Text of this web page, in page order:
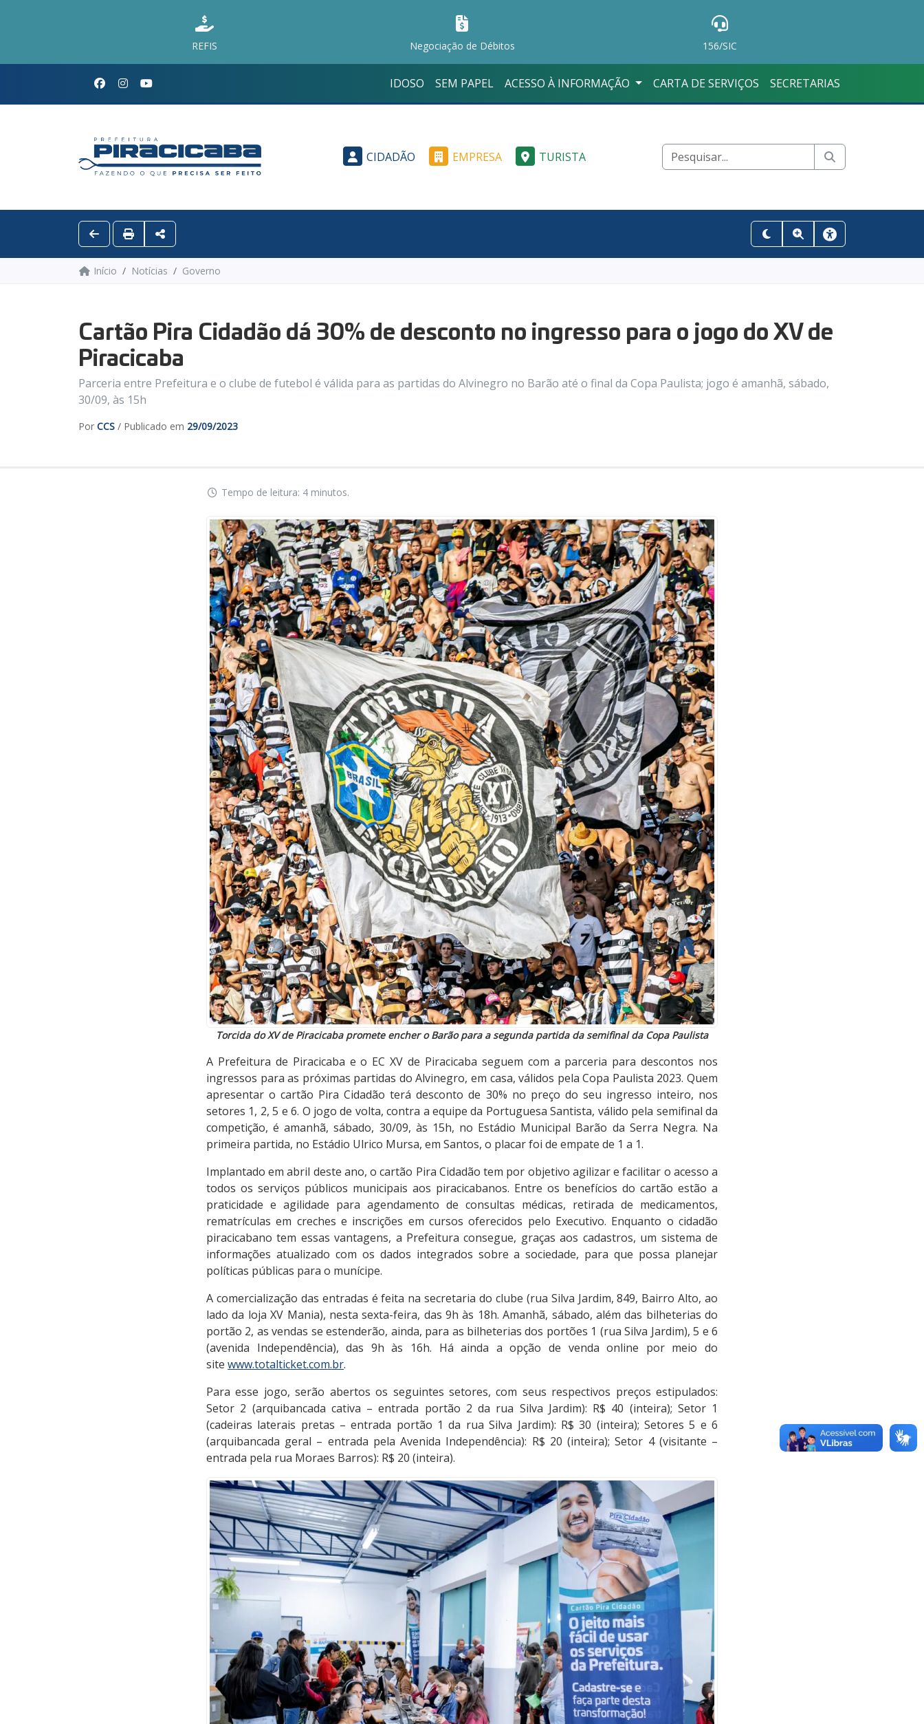
REFIS Negociação de Débitos 156/SIC
IDOSO SEM PAPEL ACESSO À INFORMAÇÃO CARTA DE SERVIÇOS SECRETARIAS
CIDADÃO EMPRESA TURISTA
Início Notícias Governo
Cartão Pira Cidadão dá 30% de desconto no ingresso para o jogo do XV de
Piracicaba
Parceria entre Prefeitura e o clube de futebol é válida para as partidas do Alvinegro no Barão até o final da Copa Paulista; jogo é amanhã, sábado,
30/09, às 15h
Por CCS / Publicado em 29/09/2023
Tempo de leitura: 4 minutos.
Torcida do XV de Piracicaba promete encher o Barão para a segunda partida da semifinal da Copa Paulista
A Prefeitura de Piracicaba e o EC XV de Piracicaba seguem com a parceria para descontos nos
ingressos para as próximas partidas do Alvinegro, em casa, válidos pela Copa Paulista 2023. Quem
apresentar o cartão Pira Cidadão terá desconto de 30% no preço do seu ingresso inteiro, nos
setores 1, 2, 5 e 6. O jogo de volta, contra a equipe da Portuguesa Santista, válido pela semifinal da
competição, é amanhã, sábado, 30/09, às 15h, no Estádio Municipal Barão da Serra Negra. Na
primeira partida, no Estádio Ulrico Mursa, em Santos, o placar foi de empate de 1 a 1.
Implantado em abril deste ano, o cartão Pira Cidadão tem por objetivo agilizar e facilitar o acesso a
todos os serviços públicos municipais aos piracicabanos. Entre os benefícios do cartão estão a
praticidade e agilidade para agendamento de consultas médicas, retirada de medicamentos,
rematrículas em creches e inscrições em cursos oferecidos pelo Executivo. Enquanto o cidadão
piracicabano tem essas vantagens, a Prefeitura consegue, graças aos cadastros, um sistema de
informações atualizado com os dados integrados sobre a sociedade, para que possa planejar
políticas públicas para o munícipe.
A comercialização das entradas é feita na secretaria do clube (rua Silva Jardim, 849, Bairro Alto, ao
lado da loja XV Mania), nesta sexta-feira, das 9h às 18h. Amanhã, sábado, além das bilheterias do
portão 2, as vendas se estenderão, ainda, para as bilheterias dos portões 1 (rua Silva Jardim), 5 e 6
(avenida Independência), das 9h às 16h. Há ainda a opção de venda online por meio do
site www.totalticket.com.br.
Para esse jogo, serão abertos os seguintes setores, com seus respectivos preços estipulados:
Setor 2 (arquibancada cativa – entrada portão 2 da rua Silva Jardim): R$ 40 (inteira); Setor 1
(cadeiras laterais pretas – entrada portão 1 da rua Silva Jardim): R$ 30 (inteira); Setores 5 e 6
(arquibancada geral – entrada pela Avenida Independência): R$ 20 (inteira); Setor 4 (visitante –
entrada pela rua Moraes Barros): R$ 20 (inteira).